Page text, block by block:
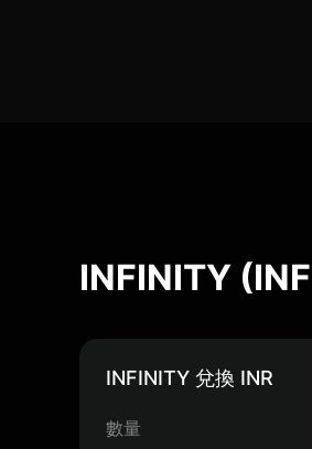
INFINITY
INFINITY 兌換 INR
數量